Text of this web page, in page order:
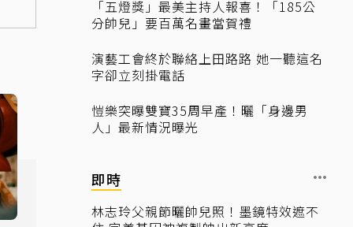
「五燈獎」最美主持人報喜！「185公
分帥兒」要百萬名畫當賀禮
演藝工會終於聯絡上田路路 她一聽這名
字卻立刻掛電話
愷樂突曝雙寶35周早產！曬「身邊男
人」最新情況曝光
即時
林志玲父親節曬帥兒照！墨鏡特效遮不